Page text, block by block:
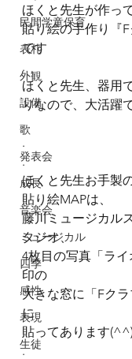
民間学童保育
表札
外観
設備
歌
発表会
成長
音楽会
ミュージカル
四季
感性
表現
生徒
ほくと先生が作っ
貼り絵の手作り『F
です
.
ほくと先生、器用
りなので、大活躍
.
.
.
ほくと先生お手製
貼り絵MAPは、
藤川ミュージカル
タジオ、
4枚目の写真「ラ
印の
大きな窓に「Fク
に
貼ってあります
.